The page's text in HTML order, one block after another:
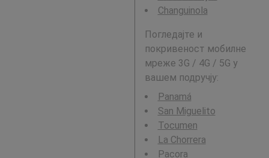
Changuinola
Погледајте и
покривеност мобилне
мреже 3G / 4G / 5G у
вашем подручју:
Panamá
San Miguelito
Tocumen
La Chorrera
Pacora